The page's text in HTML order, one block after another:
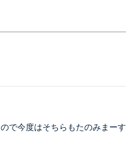
で今度はそちらもたのみまーす